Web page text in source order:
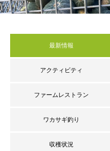
最新情報
アクティビティ
ファームレストラン
ワカサギ釣り
収穫状況